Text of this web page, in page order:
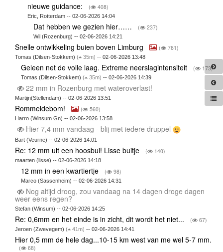
nieuwe guidance: ( 408)
Eric, Rotterdam -- 02-06-2026 14:04
Dat hebben we gezien hier…… ( 237)
Wil (Rozenburg) -- 02-06-2026 14:21
Snelle ontwikkeling buien boven Limburg ( 761)
Tomas (Dilsen-Stokkem) ( 35m) -- 02-06-2026 13:48
Geleen net de volle laag. Extreme neerslagintensiteit ( 173)
Tomas (Dilsen-Stokkem)( 35m) -- 02-06-2026 14:39
22 mm in Rozenburg met wateroverlast!
Martijn(Stellendam) -- 02-06-2026 13:51
Rommeldebom! ( 560)
Harro (Winsum Gn) -- 02-06-2026 13:58
Hier 7,4 mm vandaag - blij met iedere druppel
Bart (Veurne) -- 02-06-2026 14:01
Re: 12 mm uit een hoosbui! Lisse buitje ( 140)
maarten (lisse) -- 02-06-2026 14:18
12 mm in een kwartiertje ( 98)
Marco (Sassenheim) -- 02-06-2026 14:31
Nog altijd droog, zou vandaag na 14 dagen droge dagen
weer eens regen?
Stefan (Winsum) -- 02-06-2026 14:25
Re: 0,6mm en het einde is in zicht, dit wordt het niet... ( 67)
Jeroen (Zwevegem) ( 41m) -- 02-06-2026 14:41
Hier 0,5 mm de hele dag...10-15 km west van me wel 5-7 mm.
( 68)